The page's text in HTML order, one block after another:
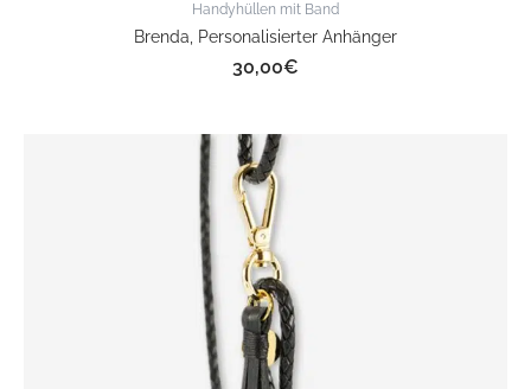
Handyhüllen mit Band
Brenda, Personalisierter Anhänger
30,00€